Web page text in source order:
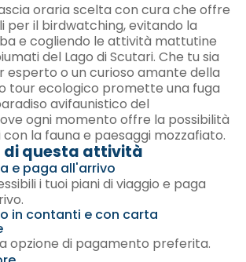
oraria scelta con cura che offre
per il birdwatching, evitando la
e cogliendo le attività mattutine
del Lago di Scutari. Che tu sia
esperto o un curioso amante della
tour ecologico promette una fuga
avifaunistico del
ogni momento offre la possibilità
la fauna e paesaggi mozzafiato.
di questa attività
e paga all'arrivo
i tuoi piani di viaggio e paga
in contanti e con carta
opzione di pagamento preferita.